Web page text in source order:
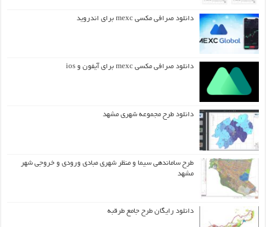
دانلود صرافی مکسی mexc برای اندروید
دانلود صرافی مکسی mexc برای آیفون و ios
دانلود طرح مجموعه شهری مشهد
طرح ساماندهی سیما و منظر شهری مبادی ورودی و خروجی شهر
مشهد
دانلود رایگان طرح جامع طرقبه